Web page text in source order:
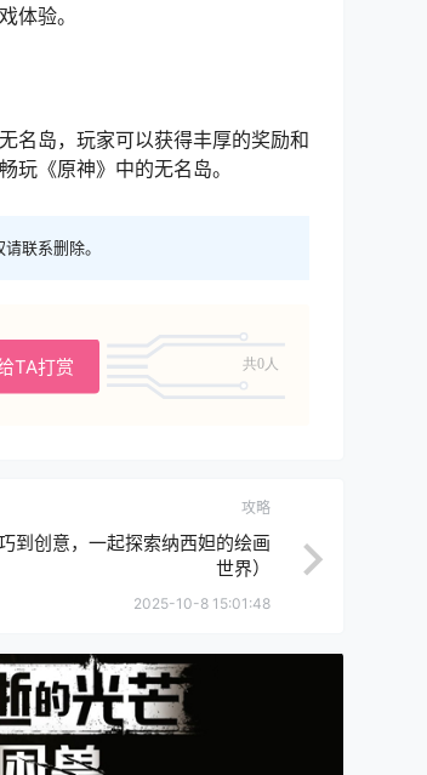
体验。
名岛，玩家可以获得丰厚的奖励和
《原神》中的无名岛。
联系删除。
TA打赏 共0人
攻略
到创意，一起探索纳西妲的绘画
世界）
2025-10-8 15:01:48